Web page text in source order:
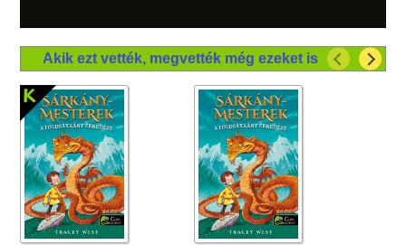
Akik ezt vették, megvették még ezeket is